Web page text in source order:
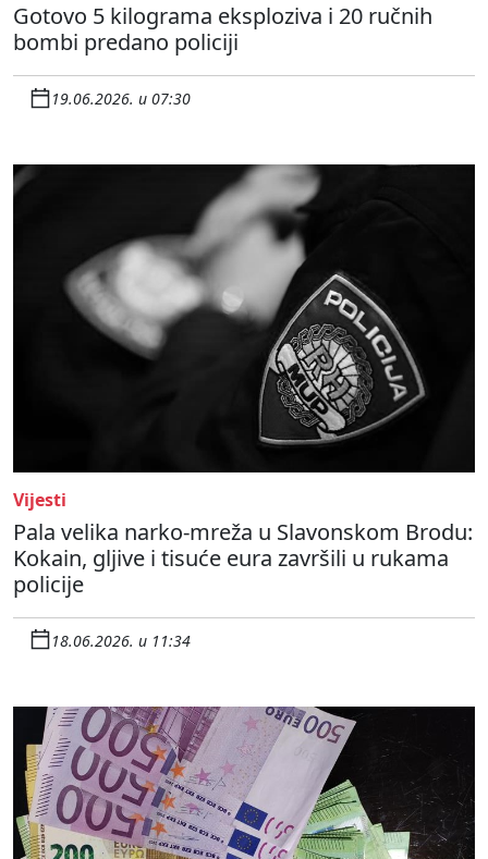
Gotovo 5 kilograma eksploziva i 20 ručnih
bombi predano policiji
19.06.2026. u 07:30
Vijesti
Pala velika narko-mreža u Slavonskom Brodu:
Kokain, gljive i tisuće eura završili u rukama
policije
18.06.2026. u 11:34